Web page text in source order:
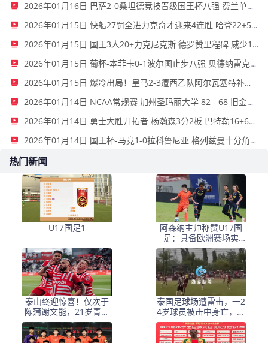
2026年01月16日 巴萨2-0桑坦德竞技晋级国王杯八强 费兰单刀球破门亚马尔建功
2026年01月15日 快船27罚全进力克奇才迎来4连胜 哈登22+5+8 伦纳德33分4断
2026年01月15日 国王3人20+力克尼克斯 德罗赞里程碑 威少11助 布伦森伤退
2026年01月15日 葡杯-本菲卡0-1波尔图止步八强 贝德纳雷克制胜帕夫利季斯失良机
2026年01月15日 爆冷出局！皇马2-3遭西乙队阿尔瓦塞特补时绝杀 无缘国王杯8强
2026年01月14日 NCAA常规赛 加州圣玛丽大学 82 - 68 旧金山大学 全场集锦
2026年01月14日 勇士大胜开拓者 杨瀚森3分2板 巴特勒16+6+5 库里9中2送11助
2026年01月14日 国王杯-马竞1-0拉科鲁尼亚 格列兹曼十分角任意球破门+远射中横梁
热门新闻
U17国足1
阿森纳主帅称赞U17国
足：具备欧洲赛场实
力，两位球员特别突出
泰山终迎惊喜！仅次于
陈蒲谢文能，21岁青妖
崛起，未来国足新锋
线！
泰国足球场遭雷击，一2
4岁球员被击中身亡，身
边多人倒地，至少9人受
伤，警方介入调查